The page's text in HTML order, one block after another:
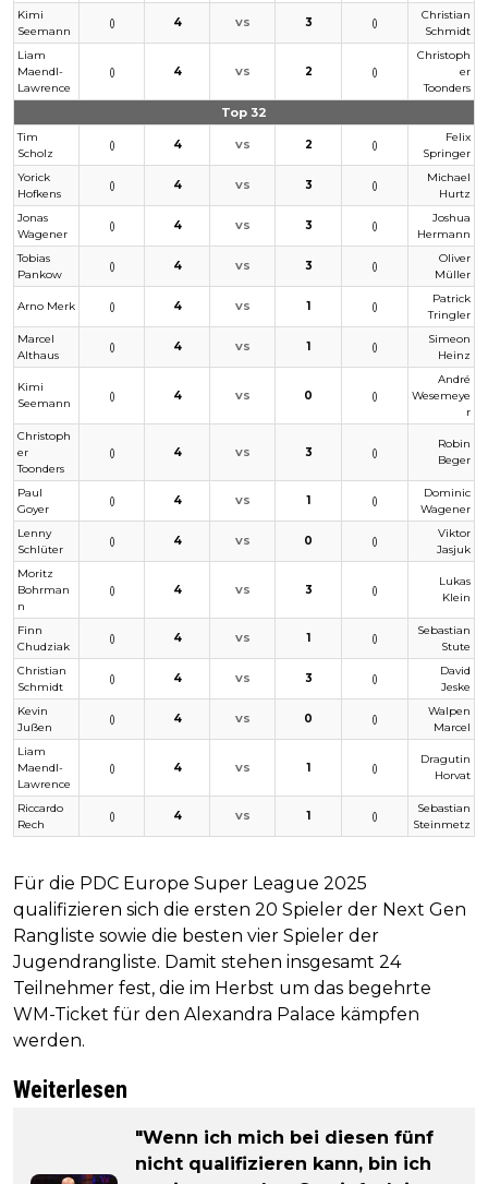
Kimi
Seemann
() 4 VS 3 ()
Christian
Schmidt
Liam
Maendl-
Lawrence
() 4 VS 2 ()
Christoph
er
Toonders
Top 32
Tim
Scholz
() 4 VS 2 ()
Felix
Springer
Yorick
Hofkens
() 4 VS 3 ()
Michael
Hurtz
Jonas
Wagener
() 4 VS 3 ()
Joshua
Hermann
Tobias
Pankow
() 4 VS 3 ()
Oliver
Müller
Arno Merk () 4 VS 1 ()
Patrick
Tringler
Marcel
Althaus
() 4 VS 1 ()
Simeon
Heinz
Kimi
Seemann
() 4 VS 0 ()
André
Wesemeye
r
Christoph
er
Toonders
() 4 VS 3 ()
Robin
Beger
Paul
Goyer
() 4 VS 1 ()
Dominic
Wagener
Lenny
Schlüter
() 4 VS 0 ()
Viktor
Jasjuk
Moritz
Bohrman
n
() 4 VS 3 ()
Lukas
Klein
Finn
Chudziak
() 4 VS 1 ()
Sebastian
Stute
Christian
Schmidt
() 4 VS 3 ()
David
Jeske
Kevin
Jußen
() 4 VS 0 ()
Walpen
Marcel
Liam
Maendl-
Lawrence
() 4 VS 1 ()
Dragutin
Horvat
Riccardo
Rech
() 4 VS 1 ()
Sebastian
Steinmetz
Für die PDC Europe Super League 2025
qualifizieren sich die ersten 20 Spieler der Next Gen
Rangliste sowie die besten vier Spieler der
Jugendrangliste. Damit stehen insgesamt 24
Teilnehmer fest, die im Herbst um das begehrte
WM-Ticket für den Alexandra Palace kämpfen
werden.
Weiterlesen
"Wenn ich mich bei diesen fünf
nicht qualifizieren kann, bin ich